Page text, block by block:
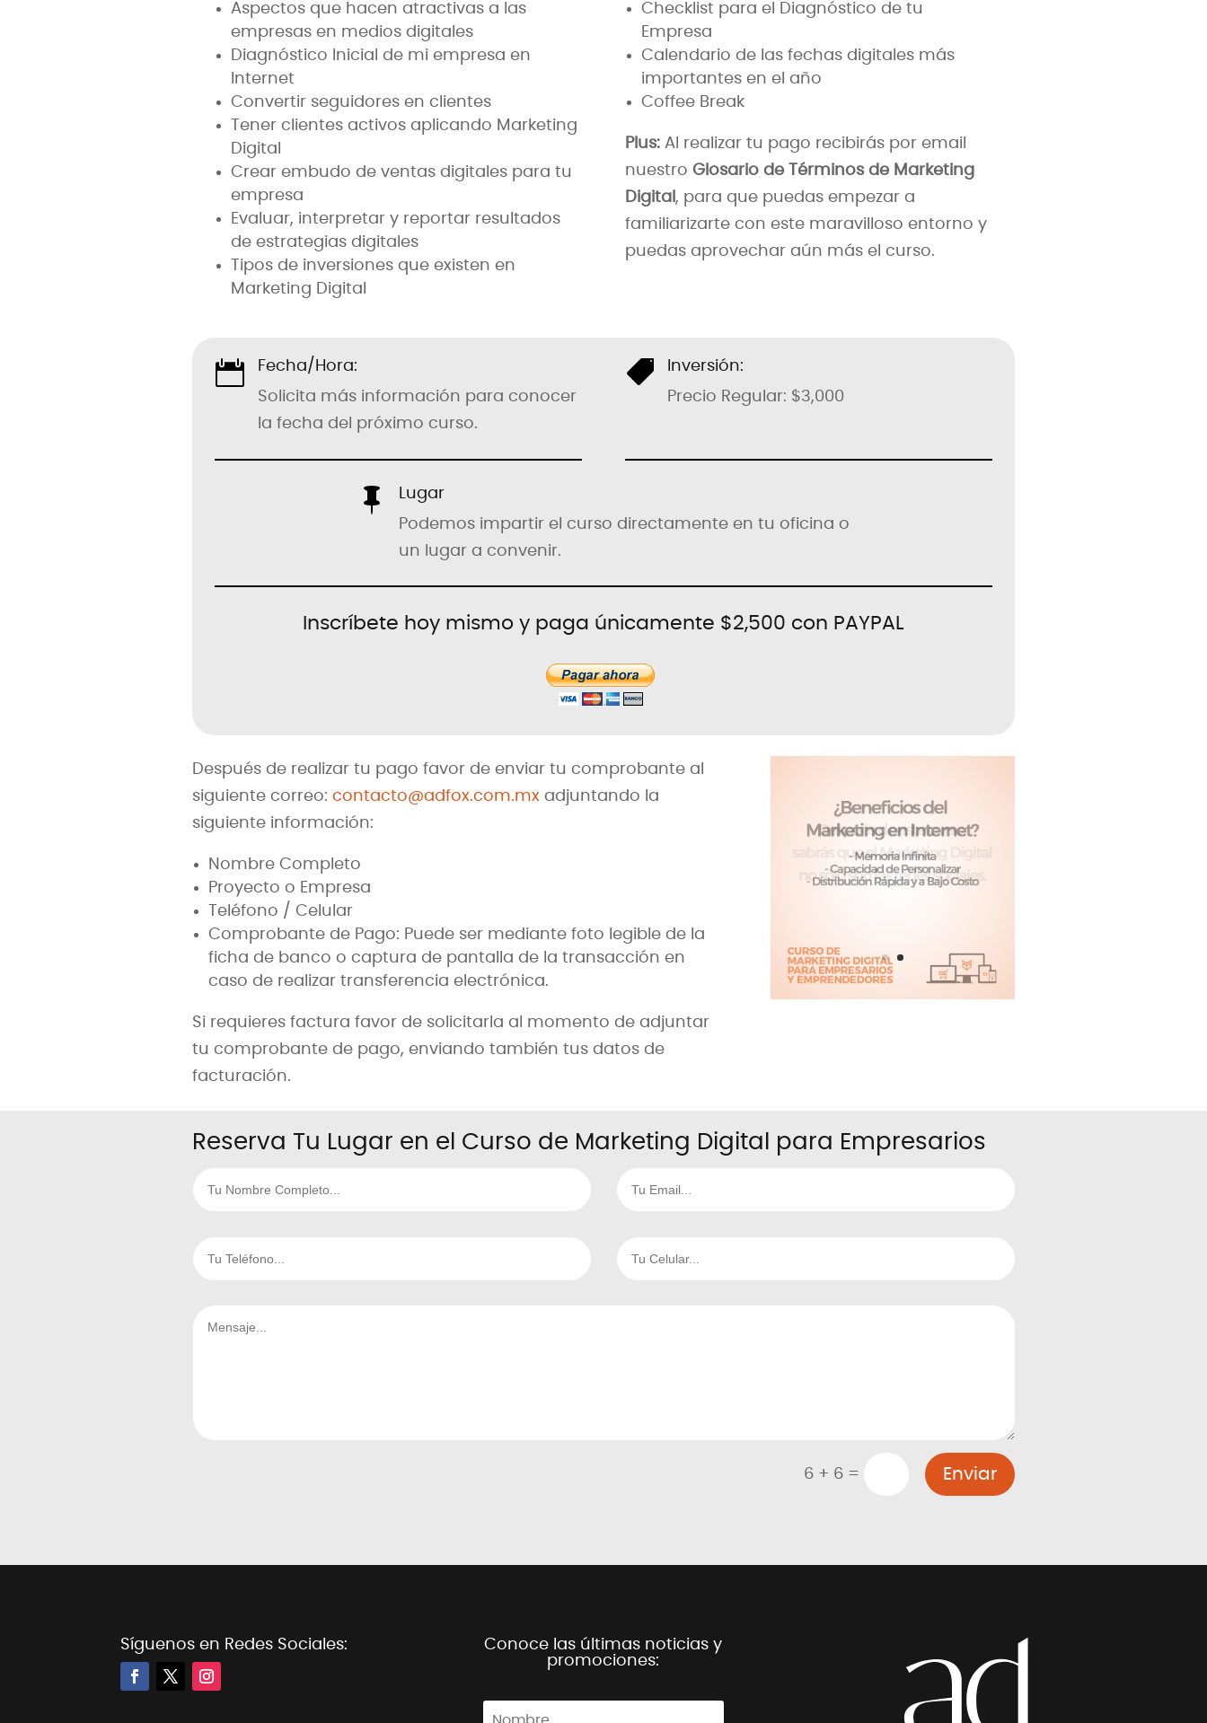
Aspectos que hacen atractivas a las
empresas en medios digitales
Diagnóstico Inicial de mi empresa en
Internet
Convertir seguidores en clientes
Tener clientes activos aplicando Marketing
Digital
Crear embudo de ventas digitales para tu
empresa
Evaluar, interpretar y reportar resultados
de estrategias digitales
Tipos de inversiones que existen en
Marketing Digital
Checklist para el Diagnóstico de tu
Empresa
Calendario de las fechas digitales más
importantes en el año
Coffee Break
Plus:Al realizar tu pago recibirás por email
nuestro Glosario de Términos de Marketing
Digital , para que puedas empezar a
familiarizarte con este maravilloso entorno y
puedas aprovechar aún más el curso.

Fecha/Hora:
Solicita más información para conocer
la fecha del próximo curso.

Inversión:
Precio Regular: $3,000

Lugar
Podemos impartir el curso directamente en tu oficina o
un lugar a convenir.
Inscríbete hoy mismo y paga únicamente $2,500 con PAYPAL
Después de realizar tu pago favor de enviar tu comprobante al
siguiente correo:contacto@adfox.com.mx adjuntando la
siguiente información:
Nombre Completo
Proyecto o Empresa
Teléfono / Celular
Comprobante de Pago: Puede ser mediante foto legible de la
ficha de banco o captura de pantalla de la transacción en
caso de realizar transferencia electrónica.
Si requieres factura favor de solicitarla al momento de adjuntar
tu comprobante de pago, enviando también tus datos de
facturación.
Reserva Tu Lugar en el Curso de Marketing Digital para Empresarios
6 + 6= Enviar
Síguenos en Redes Sociales:
Conoce las últimas noticias y
promociones: